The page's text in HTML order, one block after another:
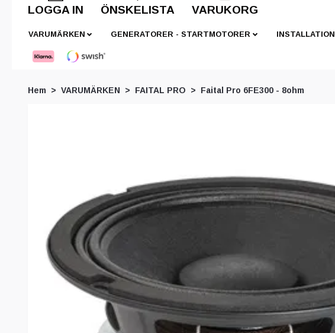
LOGGA IN ÖNSKELISTA VARUKORG
VARUMÄRKEN GENERATORER - STARTMOTORER INSTALLATION
Hem VARUMÄRKEN FAITAL PRO Faital Pro 6FE300 - 8ohm